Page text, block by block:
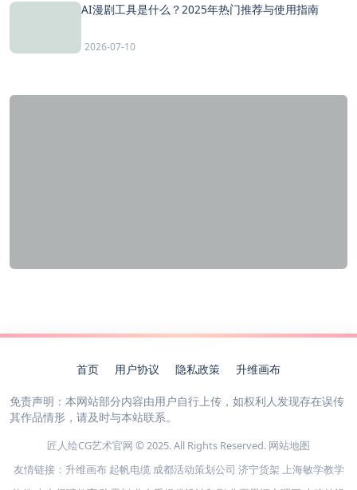
AI漫剧工具是什么？2025年热门推荐与使用指南
2026-07-10
首页 用户协议 隐私政策 升维画布
免责声明：本网站部分内容由用户自行上传，如权利人发现存在误传
其作品情形，请及时与本站联系。
匠人绘CG艺术官网 © 2025. All Rights Reserved. 网站地图
友情链接： 升维画布 起帆电缆 成都活动策划公司 济宁货架 上海敏学教学